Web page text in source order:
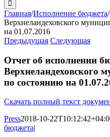
Главная/Исполнение бюджета/
Верхнеландеховского
на 01.07.2016
Предыдущая Следующая
Отчет об исполнении
Верхнеландеховского
по состоянию на
Скачать полный текст
Press2018-10-
бюджета|